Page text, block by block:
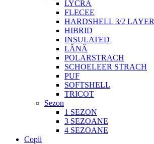
LYCRA
FLECEE
HARDSHELL 3/2 LAYER
HIBRID
INSULATED
LÂNĂ
POLARSTRACH
SCHOELEER STRACH
PUF
SOFTSHELL
TRICOT
Sezon
1 SEZON
3 SEZOANE
4 SEZOANE
Copii